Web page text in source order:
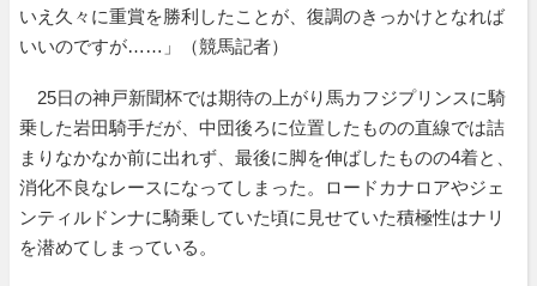
いえ久々に重賞を勝利したことが、復調のきっかけとなれば
いいのですが……」（競馬記者）
25日の神戸新聞杯では期待の上がり馬カフジプリンスに騎
乗した岩田騎手だが、中団後ろに位置したものの直線では詰
まりなかなか前に出れず、最後に脚を伸ばしたものの4着と、
消化不良なレースになってしまった。ロードカナロアやジェ
ンティルドンナに騎乗していた頃に見せていた積極性はナリ
を潜めてしまっている。